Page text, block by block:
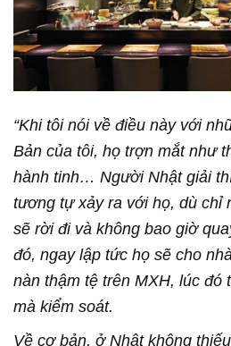
“Khi tôi nói về điều này với
Bản của tôi, họ trợn mắt như
hành tinh… Người Nhật giải
tương tự xảy ra với họ, dù chỉ
sẽ rời đi và không bao giờ
đó, ngay lập tức họ sẽ cho
nàn thậm tệ trên MXH, lúc đó
mà kiểm soát.
Về cơ bản, ở Nhật không